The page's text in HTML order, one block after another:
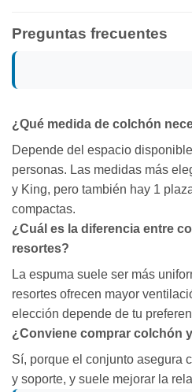
Preguntas frecuentes
¿Qué medida de colchón
Depende del espacio
personas. Las medidas más
y King, pero también hay 1
compactas.
¿Cuál es la diferencia entre
resortes?
La espuma suele ser más
resortes ofrecen mayor
elección depende de tu
¿Conviene comprar colchón
Sí, porque el conjunto asegura
y soporte, y suele mejorar la